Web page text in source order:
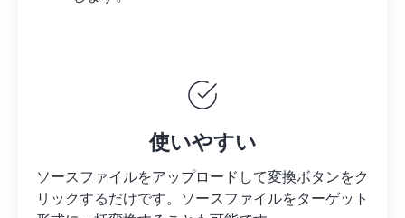
使いやすい
ソースファイルをアップロードして変換ボタンをク
リックするだけです。 ソースファイルをターゲット